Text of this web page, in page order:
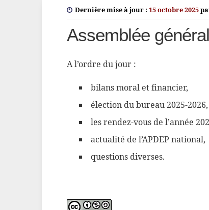
Dernière mise à jour : 15 octobre 2025
Assemblée
A l’ordre du jour :
bilans moral et financier,
élection du bureau 2025-2026,
les rendez-vous de l’année
actualité de l’APDEP national,
questions diverses.